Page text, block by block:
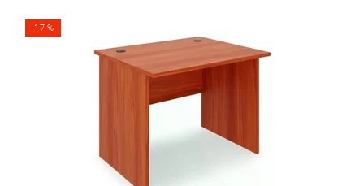
-17 %